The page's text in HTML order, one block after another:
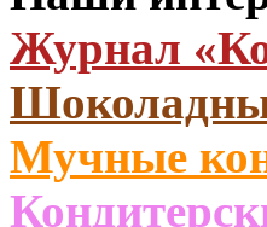
Журнал
Мучные